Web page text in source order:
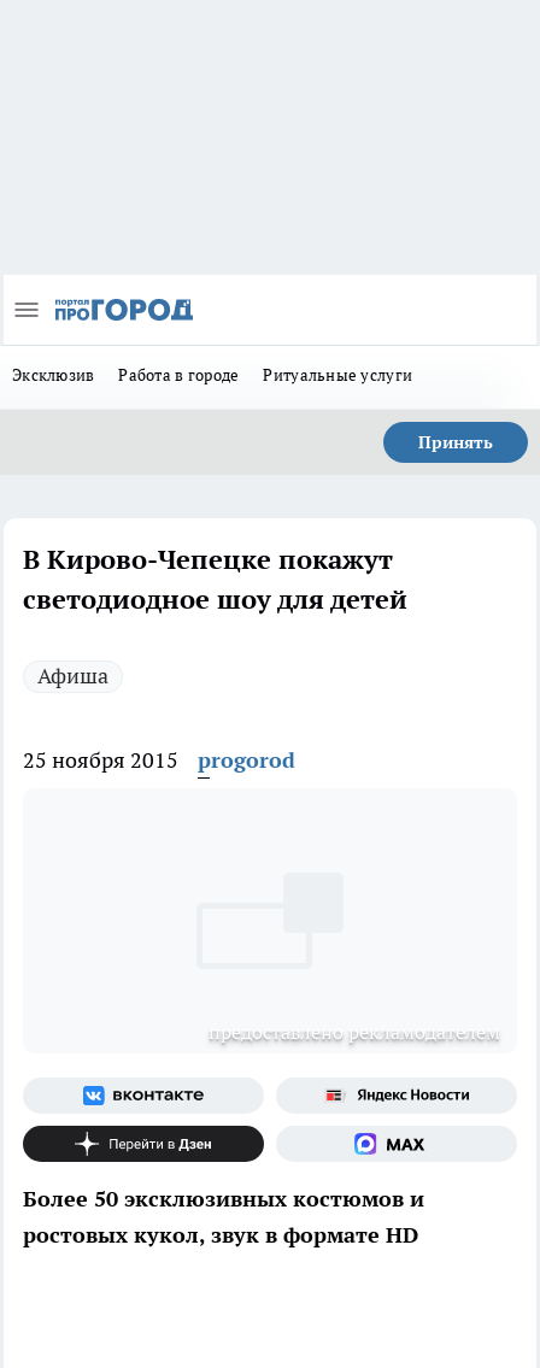
Эксклюзив Работа в городе Ритуальные услуги
Принять
В Кирово-Чепецке покажут
светодиодное шоу для детей
Афиша
25 ноября 2015 progorod
предоставлено рекламодателем
Более 50 эксклюзивных костюмов и
ростовых кукол, звук в формате HD